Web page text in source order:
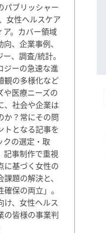
パブリッシャー
女性ヘルスケア
。カバー領域
、企業事例、
、調査/統計。
ジーの急速な進
観の多様化など
や医療ニーズの
、社会や企業は
か？常にその問
トとなる記事を
クの選定・取
記事制作で重視
に基づく女性の
題の解決と、
保の両立」。
け、女性ヘルス
の皆様の事業判